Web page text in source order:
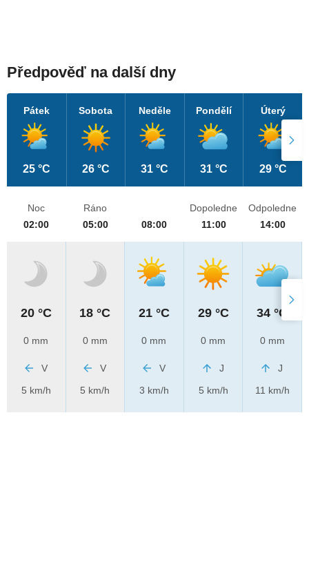
Předpověď na další dny
Pátek
25 °C
Sobota
26 °C
Neděle
31 °C
Pondělí
31 °C
Úterý
29 °C
Noc
02:00
20 °C
0 mm
V
5 km/h
Ráno
05:00
18 °C
0 mm
V
5 km/h
08:00
21 °C
0 mm
V
3 km/h
Dopoledne
11:00
29 °C
0 mm
J
5 km/h
Odpoledne
14:00
34 °C
0 mm
J
11 km/h